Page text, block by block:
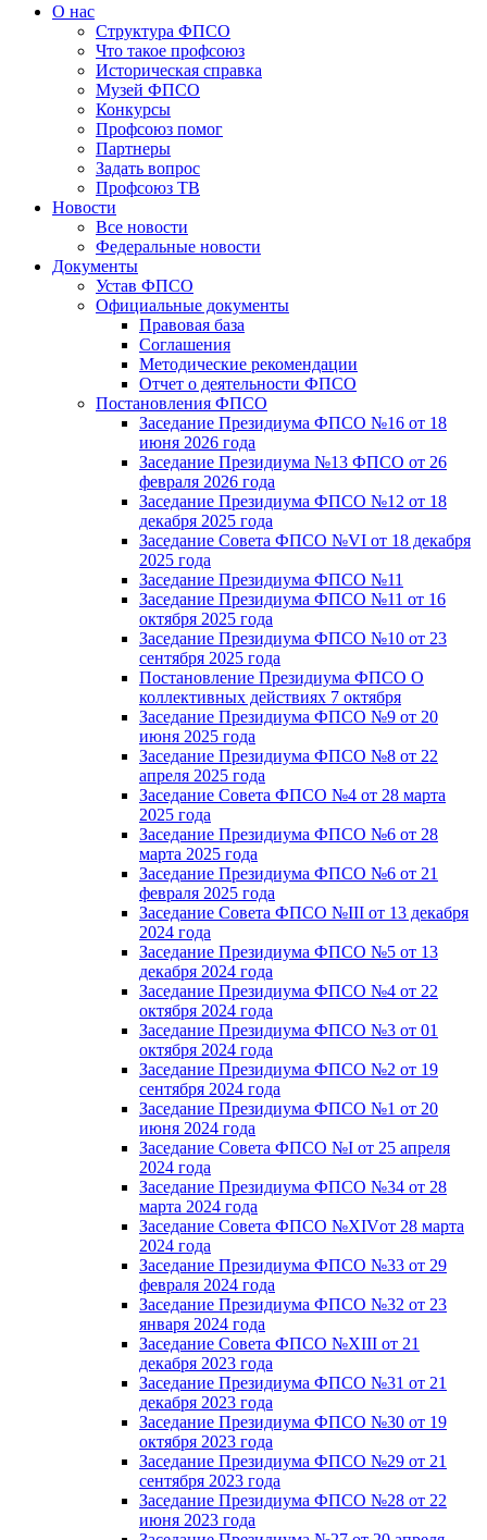
О нас
Структура ФПСО
Что такое профсоюз
Историческая справка
Музей ФПСО
Конкурсы
Профсоюз помог
Партнеры
Задать вопрос
Профсоюз ТВ
Новости
Все новости
Федеральные новости
Документы
Устав ФПСО
Официальные документы
Правовая база
Соглашения
Методические рекомендации
Отчет о деятельности ФПСО
Постановления ФПСО
Заседание Президиума ФПСО №16 от 18
июня 2026 года
Заседание Президиума №13 ФПСО от 26
февраля 2026 года
Заседание Президиума ФПСО №12 от 18
декабря 2025 года
Заседание Совета ФПСО №VI от 18 декабря
2025 года
Заседание Президиума ФПСО №11
Заседание Президиума ФПСО №11 от 16
октября 2025 года
Заседание Президиума ФПСО №10 от 23
сентября 2025 года
Постановление Президиума ФПСО О
коллективных действиях 7 октября
Заседание Президиума ФПСО №9 от 20
июня 2025 года
Заседание Президиума ФПСО №8 от 22
апреля 2025 года
Заседание Совета ФПСО №4 от 28 марта
2025 года
Заседание Президиума ФПСО №6 от 28
марта 2025 года
Заседание Президиума ФПСО №6 от 21
февраля 2025 года
Заседание Совета ФПСО №III от 13 декабря
2024 года
Заседание Президиума ФПСО №5 от 13
декабря 2024 года
Заседание Президиума ФПСО №4 от 22
октября 2024 года
Заседание Президиума ФПСО №3 от 01
октября 2024 года
Заседание Президиума ФПСО №2 от 19
сентября 2024 года
Заседание Президиума ФПСО №1 от 20
июня 2024 года
Заседание Совета ФПСО №I от 25 апреля
2024 года
Заседание Президиума ФПСО №34 от 28
марта 2024 года
Заседание Совета ФПСО №XIVот 28 марта
2024 года
Заседание Президиума ФПСО №33 от 29
февраля 2024 года
Заседание Президиума ФПСО №32 от 23
января 2024 года
Заседание Совета ФПСО №XIII от 21
декабря 2023 года
Заседание Президиума ФПСО №31 от 21
декабря 2023 года
Заседание Президиума ФПСО №30 от 19
октября 2023 года
Заседание Президиума ФПСО №29 от 21
сентября 2023 года
Заседание Президиума ФПСО №28 от 22
июня 2023 года